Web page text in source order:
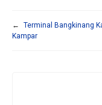
←
Terminal Bangkinang
Kampar